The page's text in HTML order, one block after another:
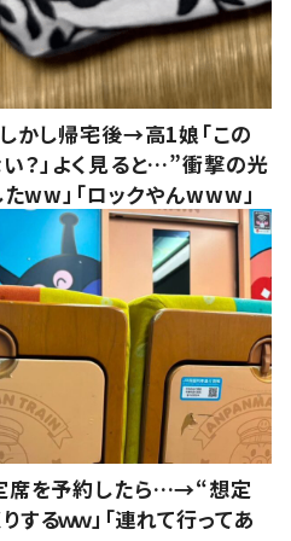
かし帰宅後→高1娘「この
？」よく見ると…”衝撃の光
ww」「ロックやんwww」
席を予約したら…→“想定
するｗｗ」「連れて行ってあ